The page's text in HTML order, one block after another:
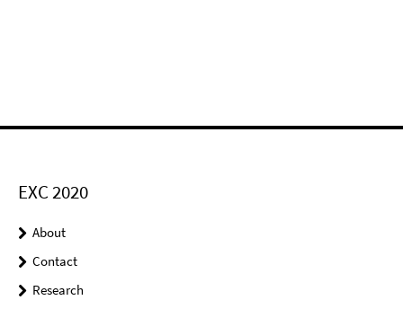
EXC 2020
About
Contact
Research